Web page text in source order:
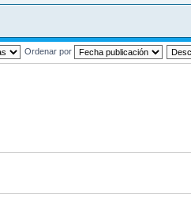
Ordenar por